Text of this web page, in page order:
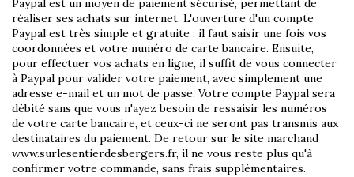
Paypal est un moyen de paiement sécurisé, permettant de
réaliser ses achats sur internet. L'ouverture d'un compte
Paypal est très simple et gratuite : il faut saisir une fois vos
coordonnées et votre numéro de carte bancaire. Ensuite,
pour effectuer vos achats en ligne, il suffit de vous connecter
à Paypal pour valider votre paiement, avec simplement une
adresse e-mail et un mot de passe. Votre compte Paypal sera
débité sans que vous n'ayez besoin de ressaisir les numéros
de votre carte bancaire, et ceux-ci ne seront pas transmis aux
destinataires du paiement. De retour sur le site marchand
www.surlesentierdesbergers.fr, il ne vous reste plus qu'à
confirmer votre commande, sans frais supplémentaires.